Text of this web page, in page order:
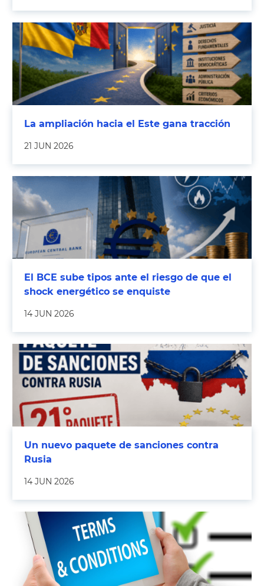
La ampliación hacia el Este gana tracción
21 JUN 2026
El BCE sube tipos ante el riesgo de que el
shock energético se enquiste
14 JUN 2026
Un nuevo paquete de sanciones contra
Rusia
14 JUN 2026